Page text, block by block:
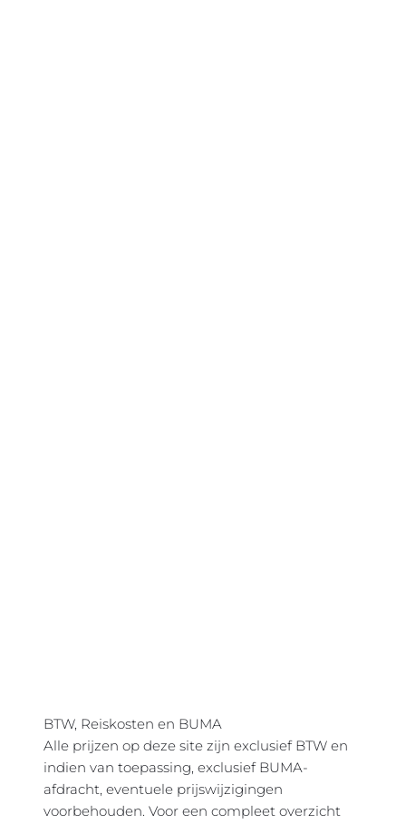
BTW, Reiskosten en BUMA
Alle prijzen op deze site zijn exclusief BTW en
indien van toepassing, exclusief BUMA-
afdracht, eventuele prijswijzigingen
voorbehouden. Voor een compleet overzicht